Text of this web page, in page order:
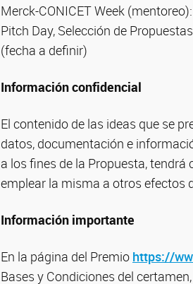
Merck-CONICET Week
Pitch Day, Selección de
(fecha a definir)
Información confidencial
El contenido de las ideas que se
datos, documentación e
a los fines de la Propuesta,
emplear la misma a otros efectos
Información importante
En la página del Premio https://
Bases y Condiciones del